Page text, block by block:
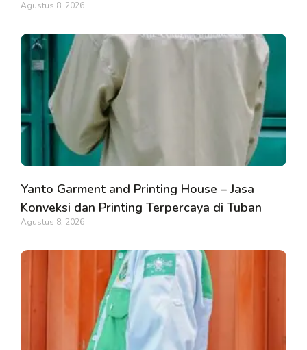
Agustus 8, 2026
Yanto Garment and Printing House – Jasa
Konveksi dan Printing Terpercaya di Tuban
Agustus 8, 2026